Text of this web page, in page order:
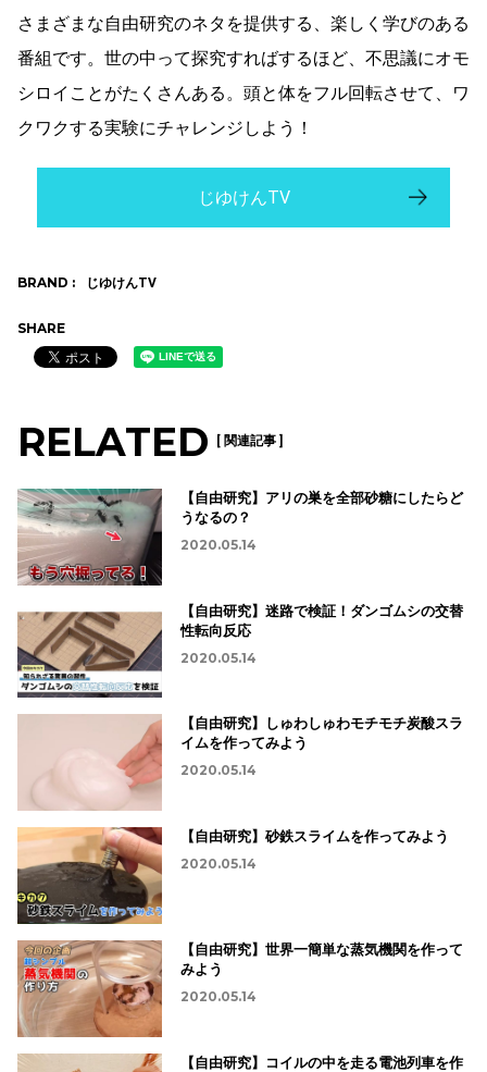
さまざまな自由研究のネタを提供する、楽しく学びのある
番組です。世の中って探究すればするほど、不思議にオモ
シロイことがたくさんある。頭と体をフル回転させて、ワ
クワクする実験にチャレンジしよう！
じゆけんTV
BRAND : じゆけんTV
SHARE
RELATED [ 関連記事 ]
【自由研究】アリの巣を全部砂糖にしたらど
うなるの？
2020.05.14
【自由研究】迷路で検証！ダンゴムシの交替
性転向反応
2020.05.14
【自由研究】しゅわしゅわモチモチ炭酸スラ
イムを作ってみよう
2020.05.14
【自由研究】砂鉄スライムを作ってみよう
2020.05.14
【自由研究】世界一簡単な蒸気機関を作って
みよう
2020.05.14
【自由研究】コイルの中を走る電池列車を作